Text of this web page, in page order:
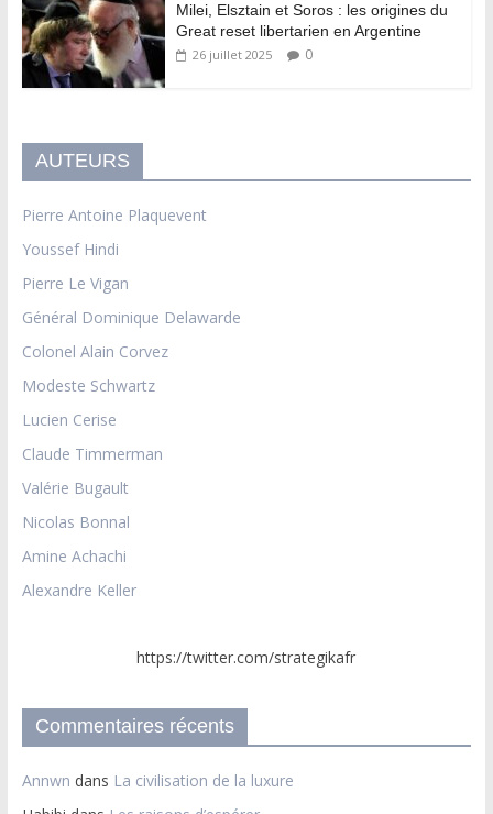
Milei, Elsztain et Soros : les origines du
Great reset libertarien en Argentine
26 juillet 2025 0
AUTEURS
Pierre Antoine Plaquevent
Youssef Hindi
Pierre Le Vigan
Général Dominique Delawarde
Colonel Alain Corvez
Modeste Schwartz
Lucien Cerise
Claude Timmerman
Valérie Bugault
Nicolas Bonnal
Amine Achachi
Alexandre Keller
https://twitter.com/strategikafr
Commentaires récents
Annwn dans La civilisation de la luxure